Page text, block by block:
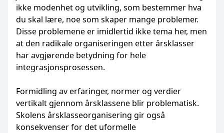
ikke modenhet og utvikling, som bestemmer hva
du skal lære, noe som skaper mange problemer.
Disse problemene er imidlertid ikke tema her, men
at den radikale organiseringen etter årsklasser
har avgjørende betydning for hele
integrasjonsprosessen.
Formidling av erfaringer, normer og verdier
vertikalt gjennom årsklassene blir problematisk.
Skolens årsklasseorganisering gir også
konsekvenser for det uformelle